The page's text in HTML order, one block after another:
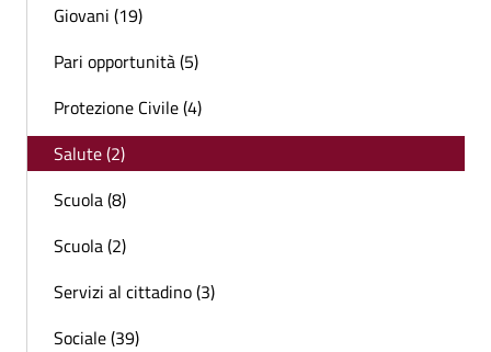
Giovani (19)
Pari opportunità (5)
Protezione Civile (4)
Salute (2)
Scuola (8)
Scuola (2)
Servizi al cittadino (3)
Sociale (39)